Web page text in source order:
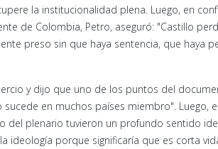
la institucionalidad plena. Luego, en
de Colombia, Petro, aseguró: "Castillo
preso sin que haya sentencia, que haya
y dijo que uno de los puntos del
en muchos países miembro". Luego,
plenario tuvieron un profundo sentido
porque significaría que es corta